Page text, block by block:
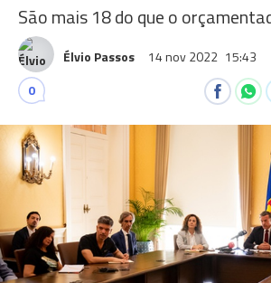
São mais 18 do que o
Élvio Passos 14 nov 2022 15:43
0